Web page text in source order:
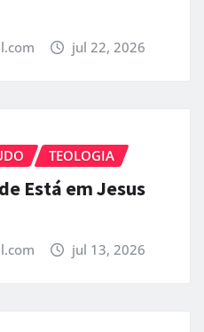
jul 22, 2026
TEOLOGIA
Está em Jesus
jul 13, 2026